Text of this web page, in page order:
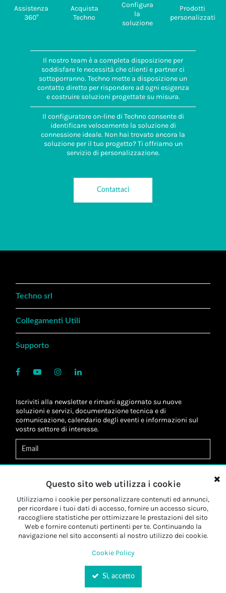
Assistenza
360°
Acquista
Techno
Configura
la
soluzione
Prodotti
personalizzati
Il nostro team è a completa disposizione per
soddisfare le necessità che clienti e partner ci
sottoporranno. Techno mette a disposizione un
contatto diretto per rispondere ad ogni esigenza
e costruire soluzioni progettate su misura.
Il configuratore on-line di Techno consente di
identificare velocemente la soluzione di
connessione ideale. Non hai trovato ancora la
soluzione per il tuo progetto? Ti offriamo un
servizio di personalizzazione.
Contattaci
Techno srl
Collegamenti Utili
Supporto
Iscriviti alla newsletter e rimani aggiornato su nuove
soluzioni e servizi, documentazione tecnica e di
comunicazione, calendario degli eventi e informazioni sul
vostro settore di interesse.
Letta l'informativa, autorizzo altrattamento dei miei dati
personali*
Letta l'informativa, autorizzo al trattamento dei miei dati
personali a fini dimarketing*
Iscriviti
Questo sito web utilizza i cookie
Utilizziamo i cookie per personalizzare contenuti ed annunci,
per ricordare i tuoi dati di accesso, fornire un accesso sicuro,
raccogliere statistiche per ottimizzare le prestazioni del sito
Web e fornire contenuti pertinenti per te. Continuando la
navigazione nel sito acconsenti al nostro utilizzo dei cookie.
Cookie Policy
Sì, accetto